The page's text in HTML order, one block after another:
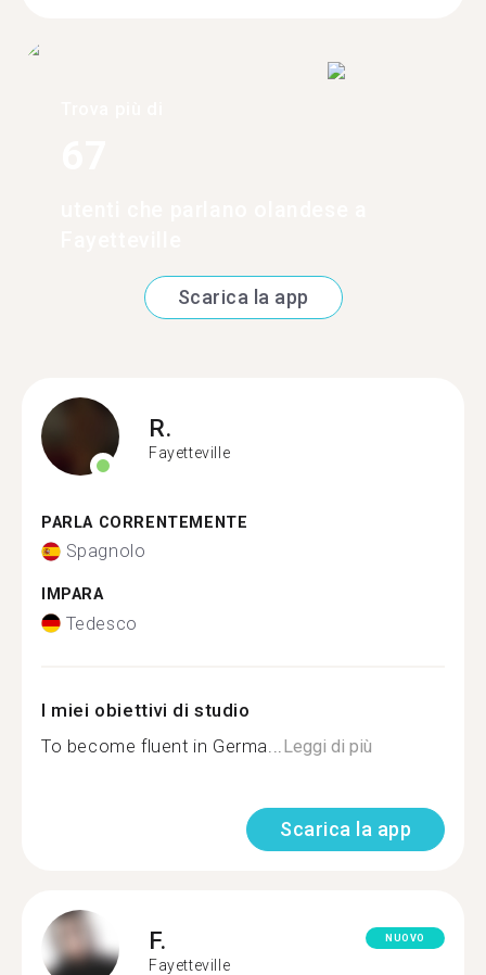
Scarica la app
R.
Fayetteville
PARLA CORRENTEMENTE
Spagnolo
IMPARA
Tedesco
I miei obiettivi di studio
To become fluent in Germa... Leggi di più
Scarica la app
F.
Fayetteville
NUOVO